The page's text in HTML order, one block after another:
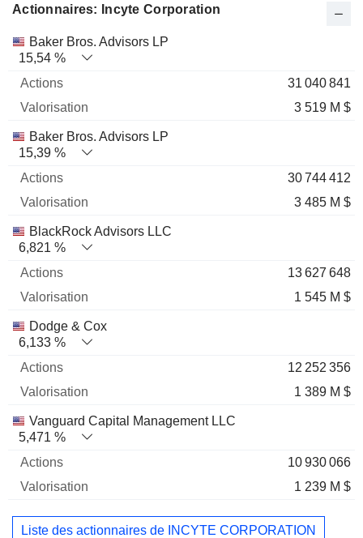
Actionnaires: Incyte Corporation
Nom Actions % Valorisation
Baker Bros. Advisors LP
15,54 %
31 040 841
3 519 M $
Baker Bros. Advisors LP
15,39 %
30 744 412
3 485 M $
BlackRock Advisors LLC
6,821 %
13 627 648
1 545 M $
Dodge & Cox
6,133 %
12 252 356
1 389 M $
Vanguard Capital Management LLC
5,471 %
10 930 066
1 239 M $
Liste des actionnaires de INCYTE CORPORATION